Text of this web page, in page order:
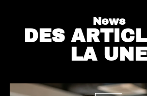
News
DES
LA UNE